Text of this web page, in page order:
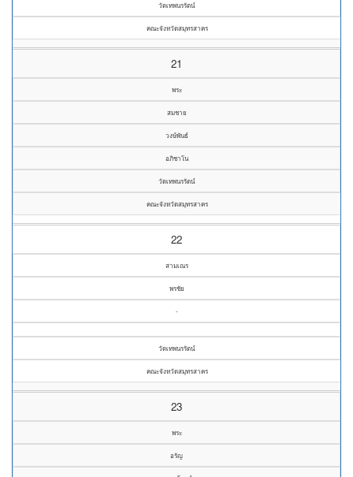
วัดเทพนรรัตน์
คณะจังหวัดสมุทรสาคร
21
พระ
สมชาย
วงษ์พันธ์
อภิชาโน
วัดเทพนรรัตน์
คณะจังหวัดสมุทรสาคร
22
สามเณร
พรชัย
-
วัดเทพนรรัตน์
คณะจังหวัดสมุทรสาคร
23
พระ
อรัญ